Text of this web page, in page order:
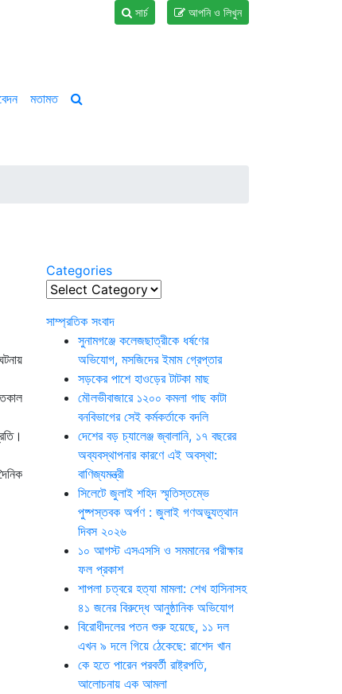
আপনি ও লিখুন
সার্চ
মতামত
Categories
Categories
সাম্প্রতিক সংবাদ
সুনামগঞ্জে কলেজছাত্রীকে ধর্ষণের
অভিযোগ, মসজিদের ইমাম গ্রেপ্তার
সড়কের পাশে হাওড়ের টাটকা মাছ
মৌলভীবাজারে ১২০০ কমলা গাছ কাটা
বনবিভাগের সেই কর্মকর্তাকে বদলি
দেশের বড় চ্যালেঞ্জ জ্বালানি, ১৭ বছরের
অব্যবস্থাপনার কারণে এই অবস্থা:
বাণিজ্যমন্ত্রী
সিলেটে জুলাই শহিদ স্মৃতিস্তম্ভে
পুষ্পস্তবক অর্পণ : জুলাই গণঅভ্যুত্থান
দিবস ২০২৬
১০ আগস্ট এসএসসি ও সমমানের পরীক্ষার
ফল প্রকাশ
শাপলা চত্বরে হত্যা মামলা: শেখ হাসিনাসহ
৪১ জনের বিরুদ্ধে আনুষ্ঠানিক অভিযোগ
বিরোধীদলের পতন শুরু হয়েছে, ১১ দল
এখন ৯ দলে গিয়ে ঠেকেছে: রাশেদ খান
কে হতে পারেন পরবর্তী রাষ্ট্রপতি,
আলোচনায় এক আমলা